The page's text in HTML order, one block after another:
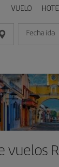
VUELO
Fecha ida
Introduce la
vuelos